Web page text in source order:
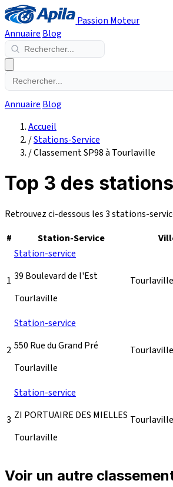
Passion Moteur
Annuaire Blog
Annuaire Blog
Accueil
/Stations-Service
/Classement SP98 à Tourlaville
Top 3 des
Retrouvez ci-dessous les 3 stations-
#
Station-Service
1
Station-service
39 Boulevard de l'Est
Tourlaville
Tourlaville
2
Station-service
550 Rue du Grand Pré
Tourlaville
Tourlaville
3
Station-service
ZI PORTUAIRE DES MIELLES
Tourlaville
Tourlaville
Voir un autre